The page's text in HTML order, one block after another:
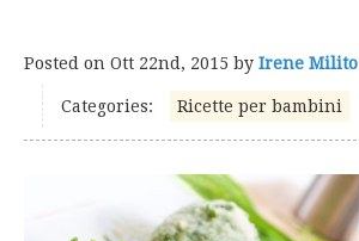
Posted on Ott 22nd, 2015 by Irene Milito
Categories: Ricette per bambini